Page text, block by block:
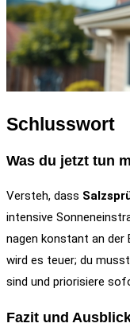
Schlusswort
Was du jetzt tun
Versteh, dass
intensive
nagen konstant an der
wird es teuer; du
sind und priorisiere
Fazit und